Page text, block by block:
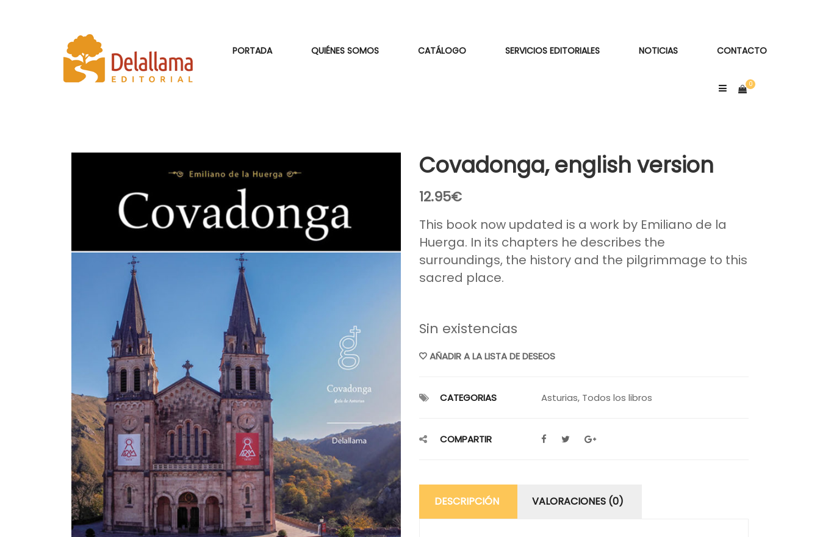
PORTADA QUIÉNES SOMOS CATÁLOGO SERVICIOS EDITORIALES NOTICIAS CONTACTO
Covadonga, english version
12.95€
This book now updated is a work by Emiliano de la
Huerga. In its chapters he describes the
surroundings, the history and the pilgrimmage to this
sacred place.
Sin existencias
AÑADIR A LA LISTA DE DESEOS
CATEGORIAS Asturias, Todos los libros
COMPARTIR
DESCRIPCIÓN VALORACIONES (0)